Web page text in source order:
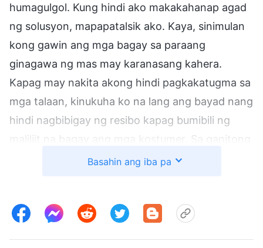
humagulgol. Kung hindi ako makakahanap agad
ng solusyon, mapapatalsik ako. Kaya, sinimulan
kong gawin ang mga bagay sa paraang
ginagawa ng mas may karanasang kahera.
Kapag may nakita akong hindi pagkakatugma sa
mga talaan, kinukuha ko na lang ang bayad nang
hindi nagbibigay ng resibo kapag bumibili ng
maliliit na bagay ang mga kostumer. Sa ganitong
paraan, nababalanse ang pera, at walang
bumabalik ako sa normal na proseso ng
Basahin ang iba pa